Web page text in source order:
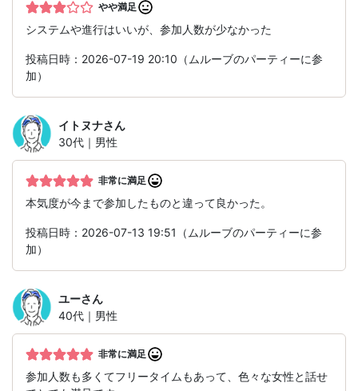
やや満足
システムや進行はいいが、参加人数が少なかった
投稿日時：2026-07-19 20:10（ムルーブのパーティーに参
加）
イトヌナさん
30代｜男性
非常に満足
本気度が今まで参加したものと違って良かった。
投稿日時：2026-07-13 19:51（ムルーブのパーティーに参
加）
ユーさん
40代｜男性
非常に満足
参加人数も多くてフリータイムもあって、色々な女性と話せ